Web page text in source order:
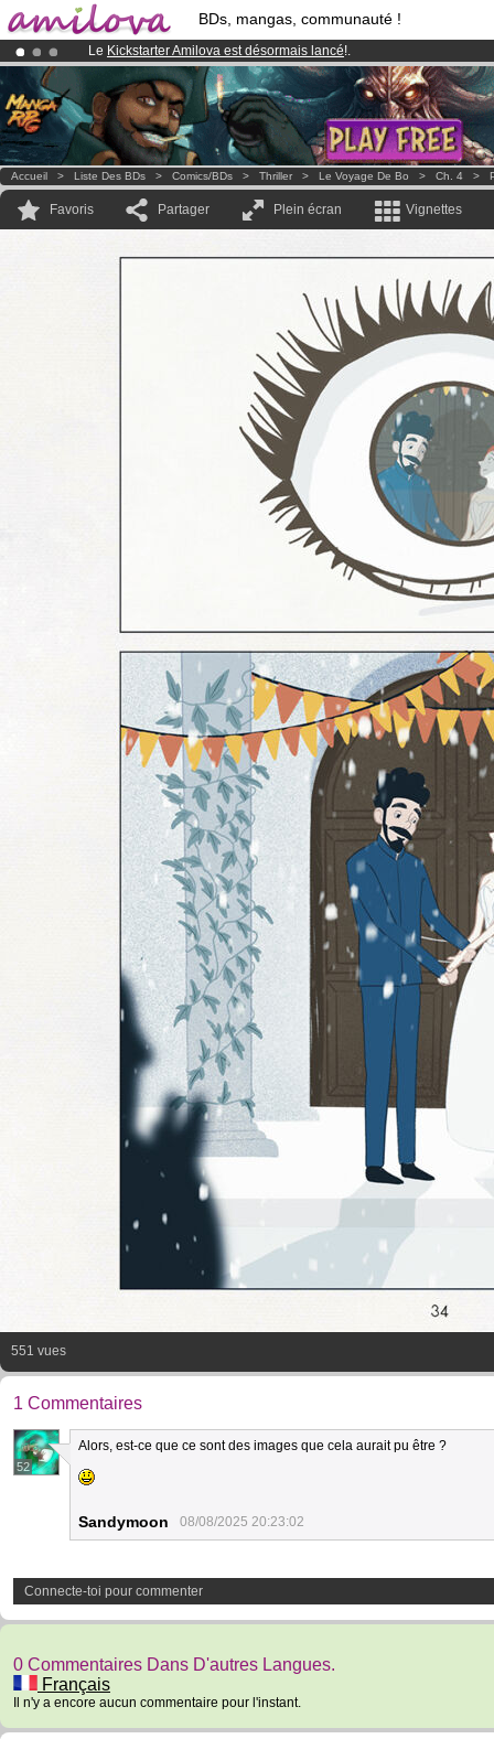
BDs, mangas, communauté !
Le Kickstarter Amilova est désormais lancé!.
Abonnement premium: à partir de3.95 eurospar mois !Clique ici
Déjà 100000membreset 1000BDs & Mangas!
Accueil > Liste Des BDs > Comics/BDs > Thriller > Le Voyage De Bo > Ch. 4 >
Favoris Partager Plein écran Vignettes
551 vues
1 Commentaires
52
Alors, est-ce que ce sont des images que cela aurait pu être ?
Sandymoon 08/08/2025 20:23:02
Connecte-toi pour commenter
0 Commentaires Dans D'autres Langues.
Français
Il n'y a encore aucun commentaire pour l'instant.